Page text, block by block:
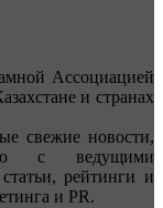
Ассоциацией
и странах
свежие новости,
с ведущими
рейтинги и
и PR.